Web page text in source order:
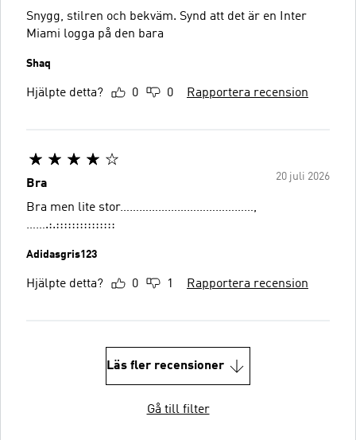
Snygg, stilren och bekväm. Synd att det är en Inter
Miami logga på den bara
Shaq
Hjälpte detta? 0 0 Rapportera recension
20 juli 2026
Bra
Bra men lite stor……………………………………,
…….:.:::::::::::::::
Adidasgris123
Hjälpte detta? 0 1 Rapportera recension
Läs fler recensioner
Gå till filter